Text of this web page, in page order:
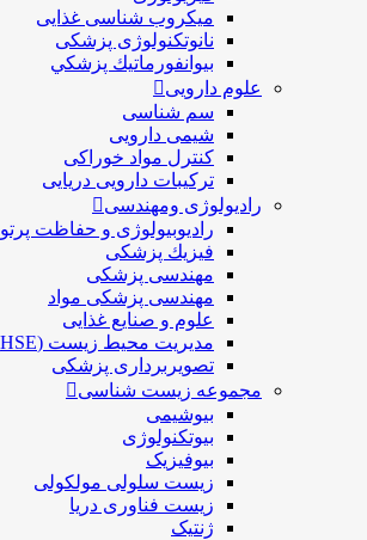
ميكروب شناسی غذایی
نانوتکنولوژی پزشکی
بيوانفورماتيك پزشكي
علوم دارویی
سم شناسی
شیمی دارویی
کنترل مواد خوراکی
ترکیبات دارویی دریایی
رادیولوژی ومهندسی
رادیوبیولوژی و حفاظت پرتو
فيزيك پزشکی
مهندسی پزشکی
مهندسی پزشکی مواد
علوم و صنايع غذایی
مدیریت محیط زیست (HSE)
تصویربرداری پزشکی
مجموعه زیست شناسی
بیوشیمی
بیوتکنولوژی
بیوفیزیک
زیست سلولی مولکولی
زیست فناوری دریا
ژنتیک